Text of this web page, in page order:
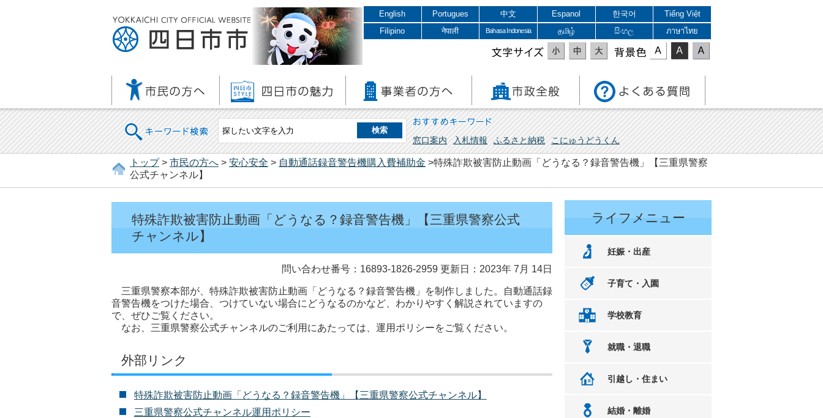
English Portugues 中文 Espanol 한국어
Tiếng Việt
Filipino
नेपाली Bahasa Indonesia தமிழ் සිංහල ภาษาไทย
文字サイズ 表示色
キーワード検索 おすすめキーワード
窓口案内 入札情報 ふるさと納税 こにゅうどうくん
トップ> 市民の方へ > 安心安全 > 自動通話録音警告機購入費補助金 >特殊詐欺被害防止動画「どうなる？録音警告機」【三重県警察
公式チャンネル】
特殊詐欺被害防止動画「どうなる？録音警告機」【三重県警察公式
チャンネル】
問い合わせ番号：16893-1826-2959 更新日：2023年 7月 14日
三重県警察本部が、特殊詐欺被害防止動画「どうなる？録音警告機」を制作しました。自動通話録
音警告機をつけた場合、つけていない場合にどうなるのかなど、わかりやすく解説されていますの
で、ぜひご覧ください。
なお、三重県警察公式チャンネルのご利用にあたっては、運用ポリシーをご覧ください。
外部リンク
特殊詐欺被害防止動画「どうなる？録音警告機」【三重県警察公式チャンネル】
三重県警察公式チャンネル運用ポリシー
ライフメニュー
妊娠・出産
子育て・入園
学校教育
就職・退職
引越し・住まい
結婚・離婚